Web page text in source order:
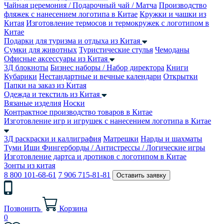
Чайная церемония / Подарочный чай / Матча Производство
фляжек с нанесением логотипа в Китае Кружки и чашки из
Китая Изготовление термосов и термокружек с логотипом в
Китае
Подарки для туризма и отдыха из Китая
Сумки для животных Туристические стулья Чемоданы
Офисные аксессуары из Китая
3Д блокноты Бизнес наборы / Набор директора Книги
Кубарики Нестандартные и вечные календари Открытки
Папки на заказ из Китая
Одежда и текстиль из Китая
Вязаные изделия Носки
Контрактное производство товаров в Китае
Изготовление игр и игрушек с нанесением логотипа в Китае
3Д раскраски и каллиграфия Матрешки Нарды и шахматы
Туми Иши Фингерборды / Антистрессы / Логические игры
Изготовление дартса и дротиков с логотипом в Китае
Зонты из китая
8 800 101-68-61 7 906 715-81-81 Оставить заявку
Позвонить
Корзина
0